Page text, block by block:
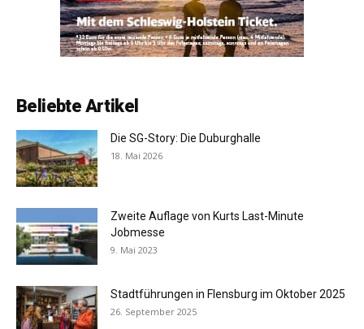
Beliebte Artikel
Die SG-Story: Die Duburghalle
18. Mai 2026
Zweite Auflage von Kurts Last-Minute
Jobmesse
9. Mai 2023
Stadtführungen in Flensburg im Oktober 2025
26. September 2025